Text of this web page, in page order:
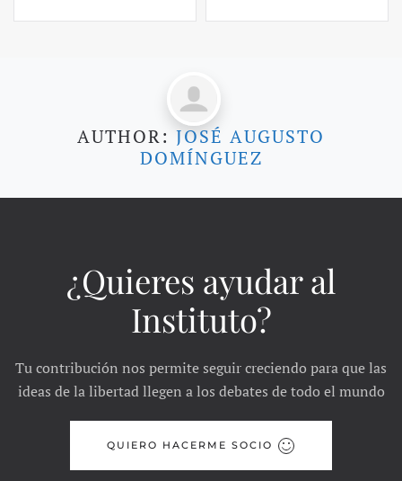
AUTHOR: JOSÉ AUGUSTO
DOMÍNGUEZ
¿Quieres ayudar al
Instituto?
Tu contribución nos permite seguir creciendo para que las
ideas de la libertad llegen a los debates de todo el mundo
QUIERO HACERME SOCIO